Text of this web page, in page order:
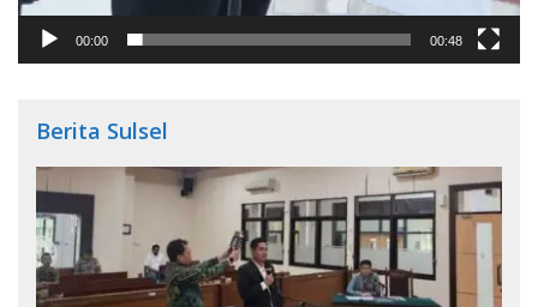
00:00 00:48
Berita Sulsel